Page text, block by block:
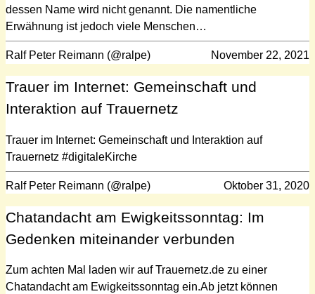
dessen Name wird nicht genannt. Die namentliche
Erwähnung ist jedoch viele Menschen…
Ralf Peter Reimann (@ralpe) November 22, 2021
Trauer im Internet: Gemeinschaft und
Interaktion auf Trauernetz
Trauer im Internet: Gemeinschaft und Interaktion auf
Trauernetz #digitaleKirche
Ralf Peter Reimann (@ralpe) Oktober 31, 2020
Chatandacht am Ewigkeitssonntag: Im
Gedenken miteinander verbunden
Zum achten Mal laden wir auf Trauernetz.de zu einer
Chatandacht am Ewigkeitssonntag ein.Ab jetzt können